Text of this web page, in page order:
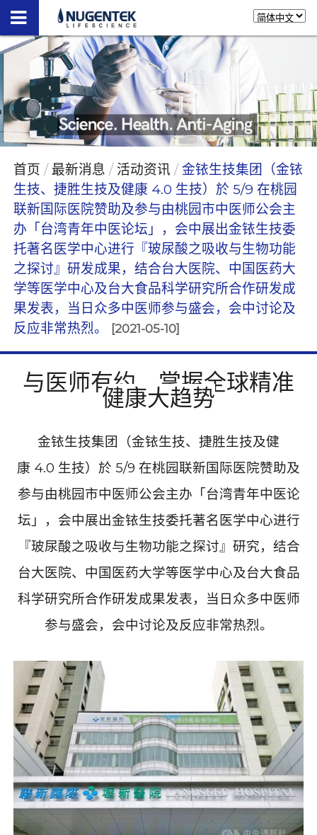
首页 最新消息 活动资讯
金铱生技集团（金铱
生技、捷胜生技及健康 4.0 生技）於 5/9 在桃园
联新国际医院赞助及参与由桃园市中医师公会主
办「台湾青年中医论坛」，会中展出金铱生技委
托著名医学中心进行『玻尿酸之吸收与生物功能
之探讨』研发成果，结合台大医院、中国医药大
学等医学中心及台大食品科学研究所合作研发成
果发表，当日众多中医师参与盛会，会中讨论及
反应非常热烈。
[2021-05-10]
与医师有约，掌握全球精准
健康大趋势
金铱生技集团（金铱生技、捷胜生技及健
康 4.0 生技）於 5/9 在桃园联新国际医院赞助及
参与由桃园市中医师公会主办「台湾青年中医论
坛」，会中展出金铱生技委托著名医学中心进行
『玻尿酸之吸收与生物功能之探讨』研究，结合
台大医院、 中国医药大学等医学中心及台大食品
科学研究所合作研发成果发表，当日众多中医师
参与盛会，会中讨论及反应非常热烈。